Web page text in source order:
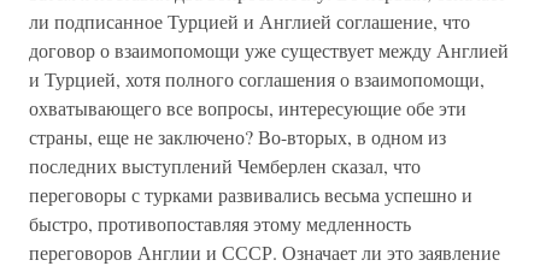
ли подписанное Турцией и Англией соглашение, что
договор о взаимопомощи уже существует между Англией
и Турцией, хотя полного соглашения о взаимопомощи,
охватывающего все вопросы, интересующие обе эти
страны, еще не заключено? Во-вторых, в одном из
последних выступлений Чемберлен сказал, что
переговоры с турками развивались весьма успешно и
быстро, противопоставляя этому медленность
переговоров Англии и СССР. Означает ли это заявление